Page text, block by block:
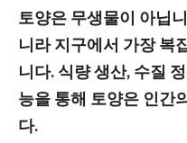
토양은 무생물이 아닙
니라 지구에서 가장 복
니다. 식량 생산, 수질
능을 통해 토양은 인간
다.